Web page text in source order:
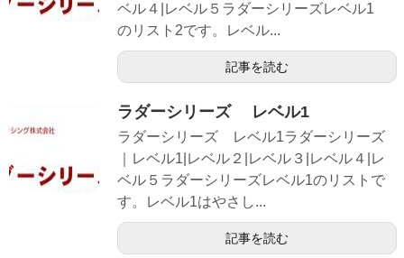
ベル４|レベル５ラダーシリーズレベル1
のリスト2です。レベル...
記事を読む
ラダーシリーズ レベル1
ラダーシリーズ レベル1ラダーシリーズ
｜レベル1|レベル２|レベル３|レベル４|レ
ベル５ラダーシリーズレベル1のリストで
す。レベル1はやさし...
記事を読む